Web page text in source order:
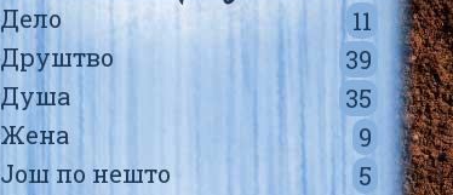
Дело
11
Друштво
39
Душа
35
Жена
9
Још по нешто
5